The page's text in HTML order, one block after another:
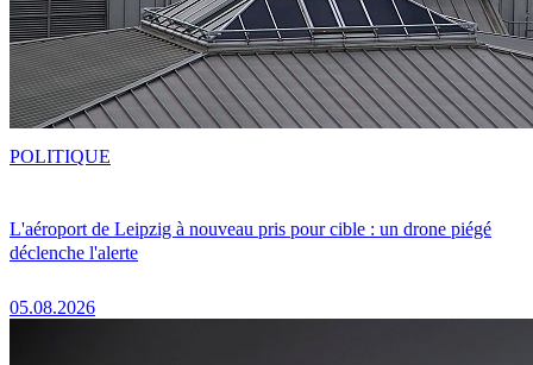
L'aéroport de Leipzig à nouveau pris pour cible : un drone piégé
déclenche l'alerte
05.08.2026
POLITIQUE